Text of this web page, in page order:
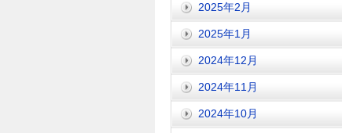
2025年2月
2025年1月
2024年12月
2024年11月
2024年10月